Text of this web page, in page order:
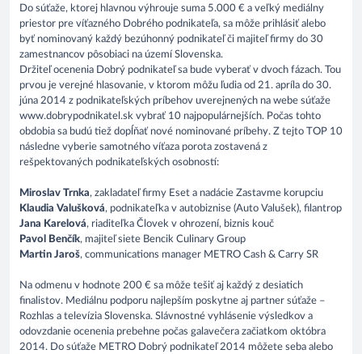
Do súťaže, ktorej hlavnou výhrouje suma 5.000 € a veľký mediálny
priestor pre víťazného Dobrého podnikateľa, sa môže prihlásiť alebo
byť nominovaný každý bezúhonný podnikateľ či majiteľ firmy do 30
zamestnancov pôsobiaci na území Slovenska.
Držiteľ ocenenia Dobrý podnikateľ sa bude vyberať v dvoch fázach. Tou
prvou je verejné hlasovanie, v ktorom môžu ľudia od 21. apríla do 30.
júna 2014 z podnikateľských príbehov uverejnených na webe súťaže
www.dobrypodnikatel.sk vybrať 10 najpopulárnejších. Počas tohto
obdobia sa budú tiež dopĺňať nové nominované príbehy. Z tejto TOP 10
následne vyberie samotného víťaza porota zostavená z
rešpektovaných podnikateľských osobností:
Miroslav Trnka, zakladateľ firmy Eset a nadácie Zastavme korupciu
Klaudia Valušková, podnikateľka v autobiznise (Auto Valušek), filantrop
Jana Karelová, riaditeľka Človek v ohrození, biznis kouč
Pavol Benčík, majiteľ siete Bencik Culinary Group
Martin Jaroš, communications manager METRO Cash & Carry SR
Na odmenu v hodnote 200 € sa môže tešiť aj každý z desiatich
finalistov. Mediálnu podporu najlepším poskytne aj partner súťaže –
Rozhlas a televízia Slovenska. Slávnostné vyhlásenie výsledkov a
odovzdanie ocenenia prebehne počas galavečera začiatkom októbra
2014. Do súťaže METRO Dobrý podnikateľ 2014 môžete seba alebo